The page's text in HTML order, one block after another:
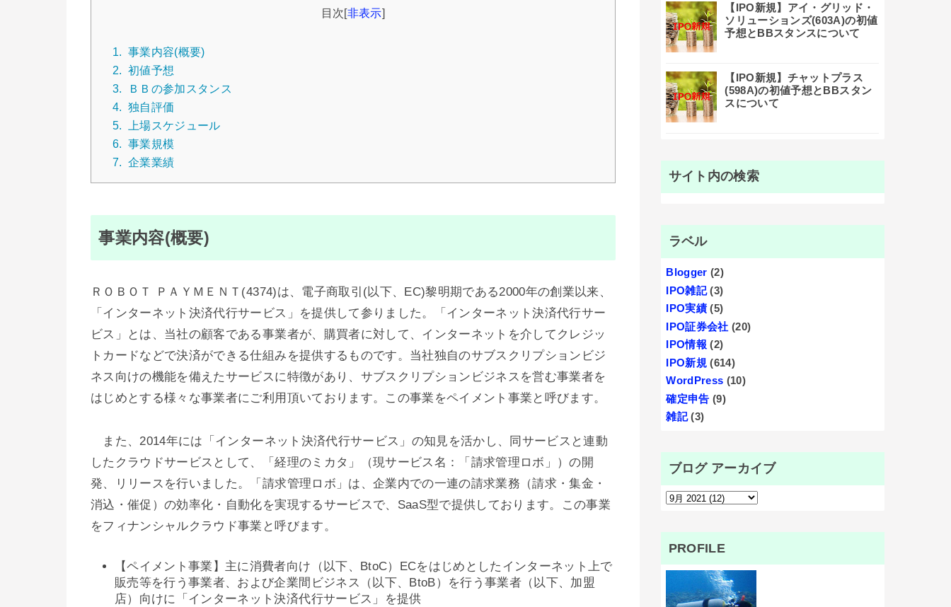
目次[非表示]
1. 事業内容(概要)
2. 初値予想
3.
ＢＢの参加スタンス
4. 独自評価
5.
上場スケジュール
6. 事業規模
7. 企業業績
事業内容(概要)
ＲＯＢＯＴ ＰＡＹＭＥＮＴ(4374)は、電子商取引(以下、EC)黎明期である2000年の創業以来、
「インターネット決済代行サービス」を提供して参りました。「インターネット決済代行サー
ビス」とは、当社の顧客である事業者が、購買者に対して、インターネットを介してクレジッ
トカードなどで決済ができる仕組みを提供するものです。当社独自のサブスクリプションビジ
ネス向けの機能を備えたサービスに特徴があり、サブスクリプションビジネスを営む事業者を
はじめとする様々な事業者にご利用頂いております。この事業をペイメント事業と呼びます。
また、2014年には「インターネット決済代行サービス」の知見を活かし、同サービスと連動
したクラウドサービスとして、「経理のミカタ」（現サービス名：「請求管理ロボ」）の開
発、リリースを行いました。「請求管理ロボ」は、企業内での一連の請求業務（請求・集金・
消込・催促）の効率化・自動化を実現するサービスで、SaaS型で提供しております。この事業
をフィナンシャルクラウド事業と呼びます。
【ペイメント事業】主に消費者向け（以下、BtoC）ECをはじめとしたインターネット上で
販売等を行う事業者、および企業間ビジネス（以下、BtoB）を行う事業者（以下、加盟
店）向けに「インターネット決済代行サービス」を提供
【IPO新規】アイ・グリッド・
ソリューションズ(603A)の初値
予想とBBスタンスについて
【IPO新規】チャットプラス
(598A)の初値予想とBBスタン
スについて
サイト内の検索
ラベル
Blogger (2)
IPO雑記 (3)
IPO実績 (5)
IPO証券会社 (20)
IPO情報 (2)
IPO新規 (614)
WordPress (10)
確定申告 (9)
雑記 (3)
ブログ アーカイブ
PROFILE